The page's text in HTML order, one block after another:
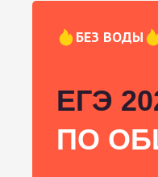
БЕЗ ВОДЫ
ЕГЭ
ПО